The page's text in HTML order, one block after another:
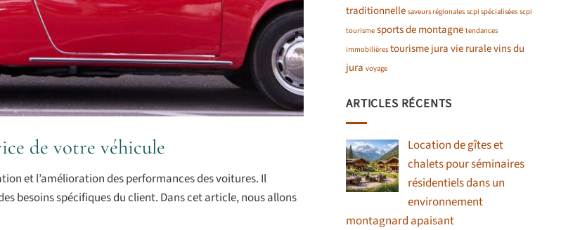
de votre véhicule
et l’amélioration des performances des voitures. Il
besoins spécifiques du client. Dans cet article, nous allons
traditionnelle saveurs régionales scpi spécialisées scpi
tourisme sports de montagne tendances
immobilières tourisme juravie ruralevins du
jura voyage
ARTICLES RÉCENTS
Location de gîtes et
chalets pour séminaires
résidentiels dans un
environnement
montagnard apaisant